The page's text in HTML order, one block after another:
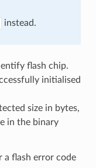
instead.
flash chip.
initialised
size in bytes,
in the binary
a flash error code